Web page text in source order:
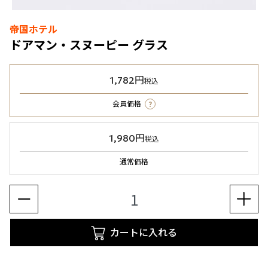
帝国ホテル
ドアマン・スヌーピー グラス
1,782円税込
会員価格 ?
1,980円税込
通常価格
カートに入れる